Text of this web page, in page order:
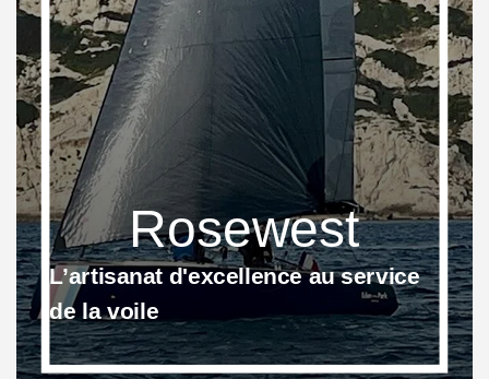
Rosewest
L’artisanat d'excellence au service
de la voile